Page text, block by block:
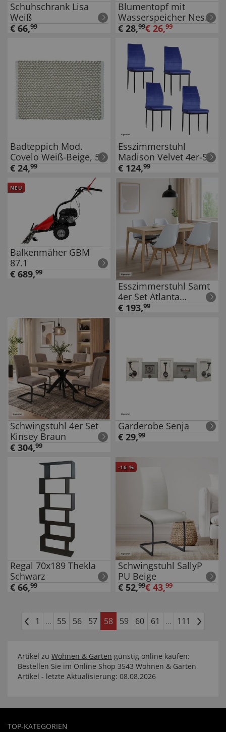
Schuhschrank Lisa
Weiß
€ 66,99
Blumentopf mit
Wasserspeicher Nessa
rund weiß
€28,99€ 26,99
Badteppich Mod.
Covelo Weiß-Beige, 50
x 80 cm, rutschfest
und waschbar bis 30
°C
€ 24,99
Esszimmerstuhl
Madison Velvet 4er-Set
Blau
€ 124,99
NEU
Balkenmäher GBM
87.1
€ 689,99
Esszimmerstuhl Samt
4er Set Atlanta
Weiß/Hellgrau
€ 193,99
Schwingstuhl 4er Set
Kinsey Braun
€ 304,99
Garderobe Senja
€ 29,99
Regal 70x189 Thekla
Schwarz
€ 66,99
-16 %
Schwingstuhl SallyP
PU Beige
€52,99€ 43,99
1 ... 55 56 57 58 59 60 61 ... 111
Artikel zu Wohnen & Garten günstig online kaufen:
Bestellen Sie im Online Shop 3543 Wohnen & Garten
Artikel - letzte Aktualisierung: 08.08.2026
TOP-KATEGORIEN